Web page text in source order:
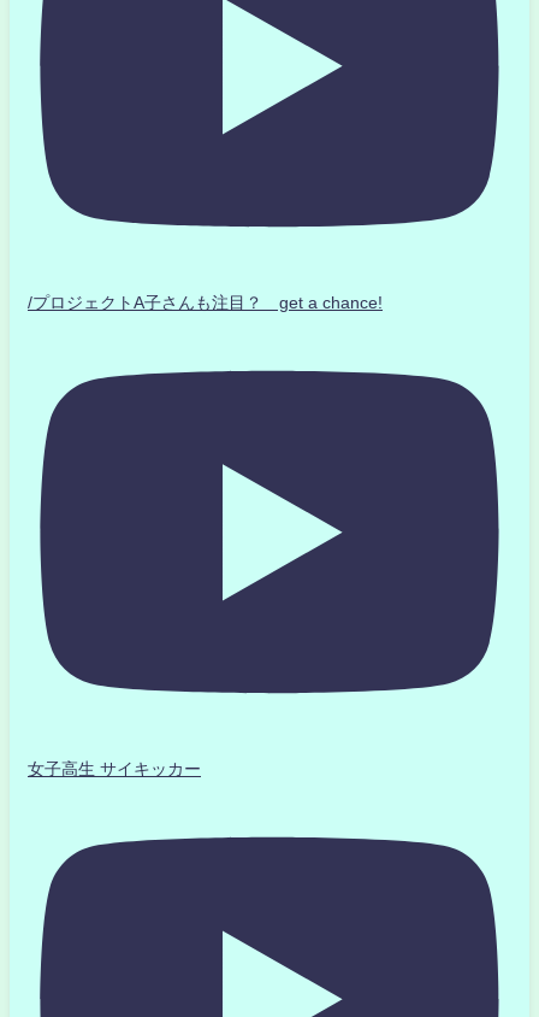
/プロジェクトA子さんも注目？ get a chance!
女子高生 サイキッカー